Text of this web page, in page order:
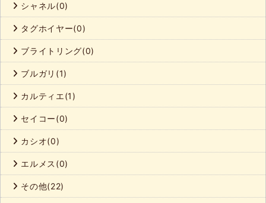
シャネル(0)
タグホイヤー(0)
ブライトリング(0)
ブルガリ(1)
カルティエ(1)
セイコー(0)
カシオ(0)
エルメス(0)
その他(22)